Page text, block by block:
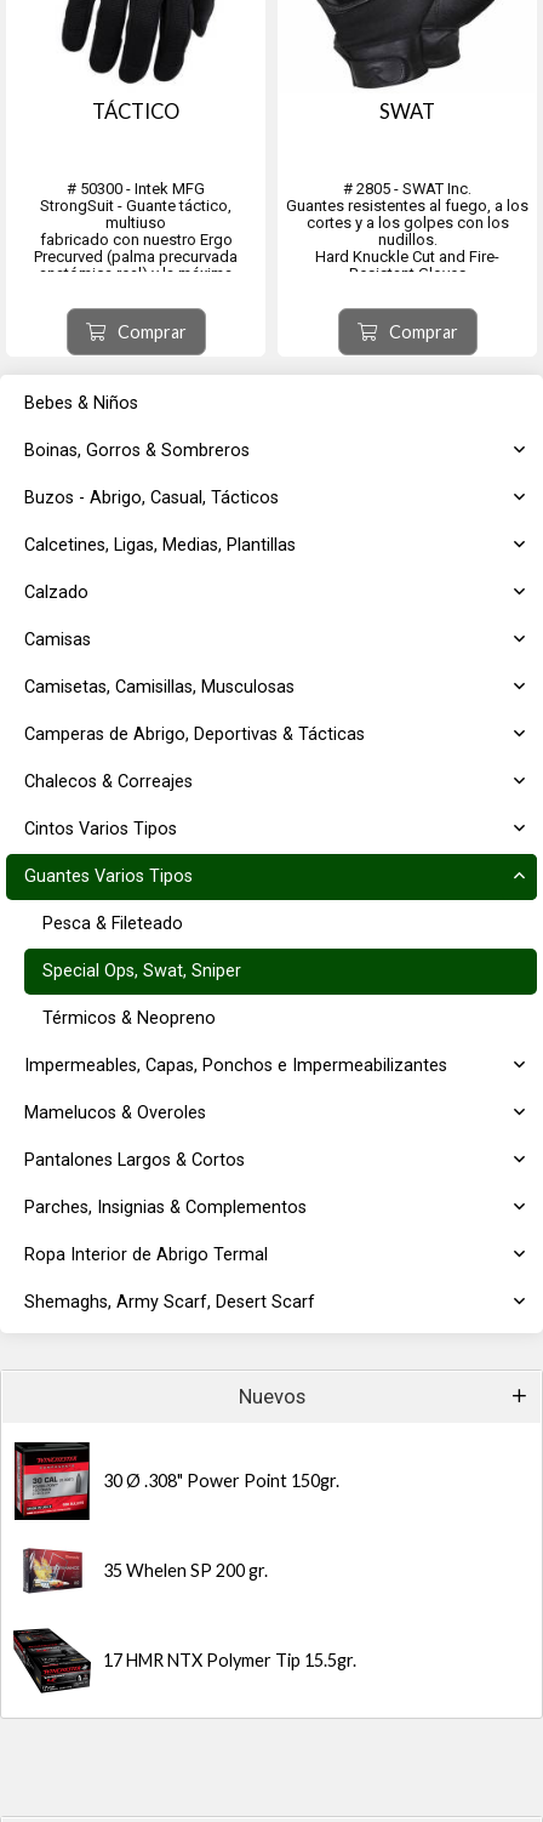
Bebes & Niños
Boinas, Gorros & Sombreros
Buzos - Abrigo, Casual, Tácticos
Calcetines, Ligas, Medias, Plantillas
Calzado
Camisas
Camisetas, Camisillas, Musculosas
Camperas de Abrigo, Deportivas & Tácticas
Chalecos & Correajes
Cintos Varios Tipos
Guantes Varios Tipos
Pesca & Fileteado
Special Ops, Swat, Sniper
Térmicos & Neopreno
Impermeables, Capas, Ponchos e Impermeabilizantes
Mamelucos & Overoles
Pantalones Largos & Cortos
Parches, Insignias & Complementos
Ropa Interior de Abrigo Termal
Shemaghs, Army Scarf, Desert Scarf
Nuevos
30 Ø .308" Power Point 150gr.
35 Whelen SP 200 gr.
17 HMR NTX Polymer Tip 15.5gr.
TÁCTICO
# 50300 - Intek MFG
StrongSuit - Guante táctico,
multiuso
fabricado con nuestro Ergo
Precurved (palma precurvada
anatómica real) y la máxima
PK cosido y una palma de gatillo
sin costuras significa que no hay
costuras que afecten la sensación
natural.
El protector de...
Comprar
SWAT
# 2805 - SWAT Inc.
Guantes resistentes al fuego, a los
cortes y a los golpes con los
nudillos.
Hard Knuckle Cut and Fire-
Resistant Gloves
están a la altura de las
circunstancias,
protegiendo sus manos de
diversos elementos dañinos,
Comprar